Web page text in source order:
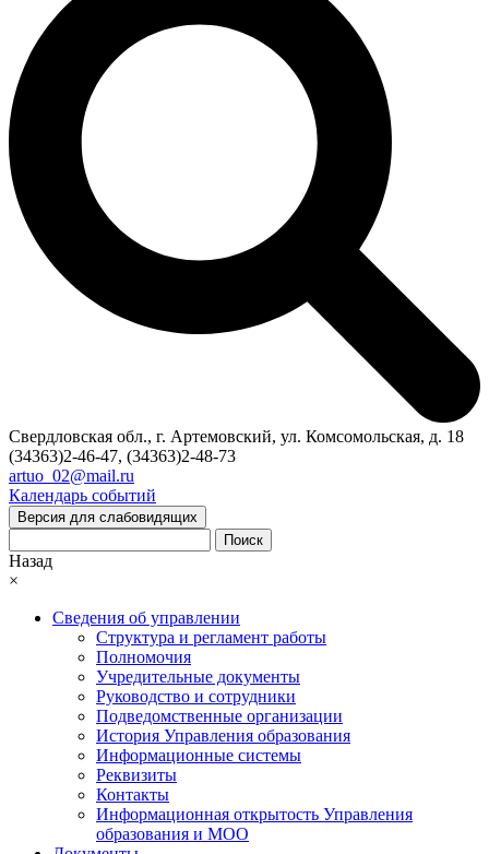
Свердловская обл., г. Артемовский, ул. Комсомольская, д. 18
(34363)2-46-47, (34363)2-48-73
artuo_02@mail.ru
Календарь событий
Версия для слабовидящих
Поиск
Назад
×
Сведения об управлении
Структура и регламент работы
Полномочия
Учредительные документы
Руководство и сотрудники
Подведомственные организации
История Управления образования
Информационные системы
Реквизиты
Контакты
Информационная открытость Управления
образования и МОО